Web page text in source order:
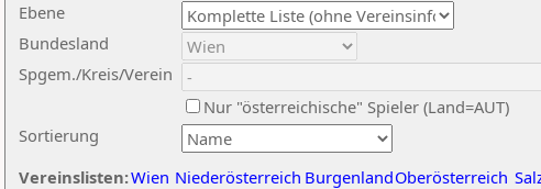
Ebene
Sortierung
Bundesland
Spgem./Kreis/Verein
Nur "österreichische" Spieler (Land=AUT)
Vereinslisten:Wien Niederösterreich BurgenlandOberösterreich